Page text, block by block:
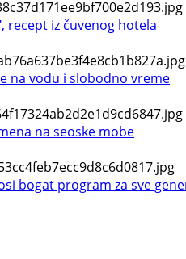
recept iz čuvenog hotela
na vodu i slobodno vreme
na seoske mobe
bogat program za sve